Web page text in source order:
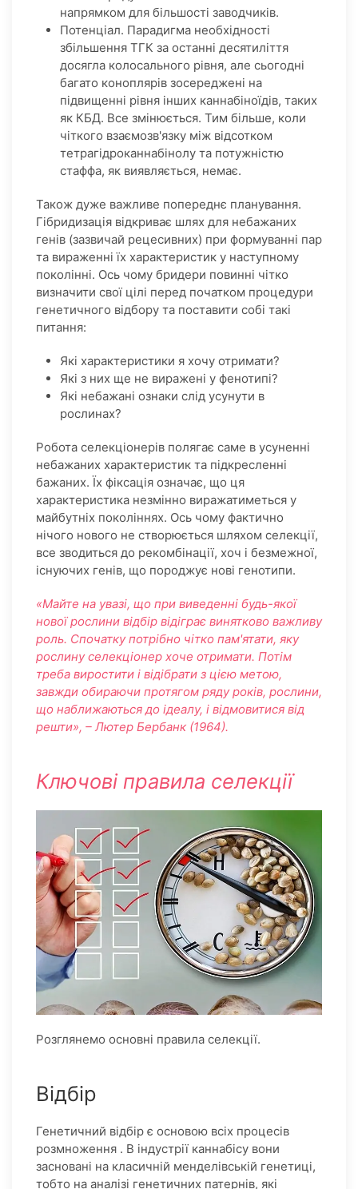
напрямком для більшості заводчиків.
Потенціал. Парадигма необхідності
збільшення ТГК за останні десятиліття
досягла колосального рівня, але сьогодні
багато коноплярів зосереджені на
підвищенні рівня інших каннабіноїдів, таких
як КБД. Все змінюється. Тим більше, коли
чіткого взаємозв'язку між відсотком
тетрагідроканнабінолу та потужністю
стаффа, як виявляється, немає.
Також дуже важливе попереднє планування.
Гібридизація відкриває шлях для небажаних
генів (зазвичай рецесивних) при формуванні пар
та вираженні їх характеристик у наступному
поколінні. Ось чому бридери повинні чітко
визначити свої цілі перед початком процедури
генетичного відбору та поставити собі такі
питання:
Які характеристики я хочу отримати?
Які з них ще не виражені у фенотипі?
Які небажані ознаки слід усунути в
рослинах?
Робота селекціонерів полягає саме в усуненні
небажаних характеристик та підкресленні
бажаних. Їх фіксація означає, що ця
характеристика незмінно виражатиметься у
майбутніх поколіннях. Ось чому фактично
нічого нового не створюється шляхом селекції,
все зводиться до рекомбінації, хоч і безмежної,
існуючих генів, що породжує нові генотипи.
«Майте на увазі, що при виведенні будь-якої
нової рослини відбір відіграє винятково важливу
роль. Спочатку потрібно чітко пам'ятати, яку
рослину селекціонер хоче отримати. Потім
треба виростити і відібрати з цією метою,
завжди обираючи протягом ряду років, рослини,
що наближаються до ідеалу, і відмовитися від
решти», – Лютер Бербанк (1964).
Ключові правила селекції
Розглянемо основні правила селекції.
Відбір
Генетичний відбір є основою всіх процесів
розмноження . В індустрії каннабісу вони
засновані на класичній менделівській генетиці,
тобто на аналізі генетичних патернів, які